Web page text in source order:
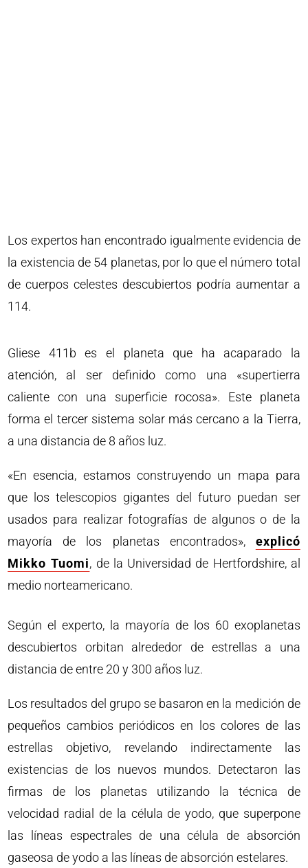
Los expertos han encontrado igualmente evidencia de
la existencia de 54 planetas, por lo que el número total
de cuerpos celestes descubiertos podría aumentar a
114.
Gliese 411b es el planeta que ha acaparado la
atención, al ser definido como una «supertierra
caliente con una superficie rocosa». Este planeta
forma el tercer sistema solar más cercano a la Tierra,
a una distancia de 8 años luz.
«En esencia, estamos construyendo un mapa para
que los telescopios gigantes del futuro puedan ser
usados para realizar fotografías de algunos o de la
mayoría de los planetas encontrados», explicó
Mikko Tuomi, de la Universidad de Hertfordshire, al
medio norteamericano.
Según el experto, la mayoría de los 60 exoplanetas
descubiertos orbitan alrededor de estrellas a una
distancia de entre 20 y 300 años luz.
Los resultados del grupo se basaron en la medición de
pequeños cambios periódicos en los colores de las
estrellas objetivo, revelando indirectamente las
existencias de los nuevos mundos. Detectaron las
firmas de los planetas utilizando la técnica de
velocidad radial de la célula de yodo, que superpone
las líneas espectrales de una célula de absorción
gaseosa de yodo a las líneas de absorción estelares.